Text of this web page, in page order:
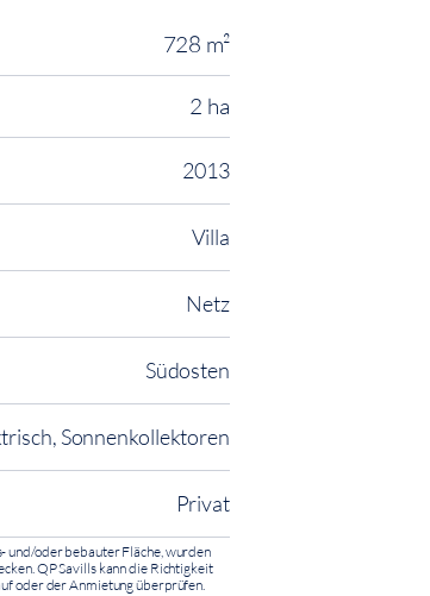
728 m²
2 ha
2013
Villa
Netz
Südosten
Sonnenkollektoren
Privat
und/oder bebauter Fläche, wurden
QP Savills kann die Richtigkeit
oder der Anmietung überprüfen.